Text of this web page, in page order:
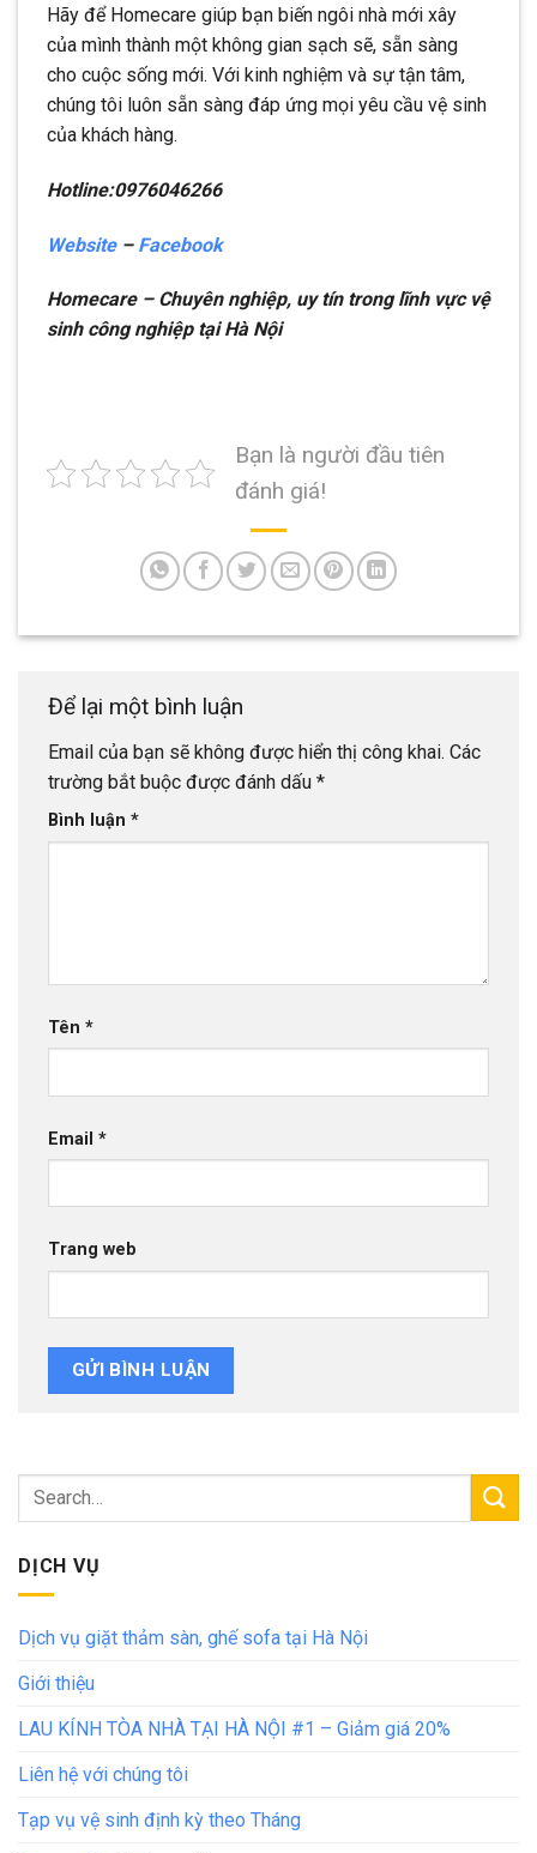
Hãy để Homecare giúp bạn biến ngôi nhà mới xây
của mình thành một không gian sạch sẽ, sẵn sàng
cho cuộc sống mới. Với kinh nghiệm và sự tận tâm,
chúng tôi luôn sẵn sàng đáp ứng mọi yêu cầu vệ sinh
của khách hàng.
Hotline:0976046266
Website– Facebook
Homecare – Chuyên nghiệp, uy tín trong lĩnh vực vệ
sinh công nghiệp tại Hà Nội
Bạn là người đầu tiên
đánh giá!
Để lại một bình luận
Email của bạn sẽ không được hiển thị công khai. Các
trường bắt buộc được đánh dấu *
Bình luận *
Tên *
Email *
Trang web
DỊCH VỤ
Dịch vụ giặt thảm sàn, ghế sofa tại Hà Nội
Giới thiệu
LAU KÍNH TÒA NHÀ TẠI HÀ NỘI #1 – Giảm giá 20%
Liên hệ với chúng tôi
Tạp vụ vệ sinh định kỳ theo Tháng